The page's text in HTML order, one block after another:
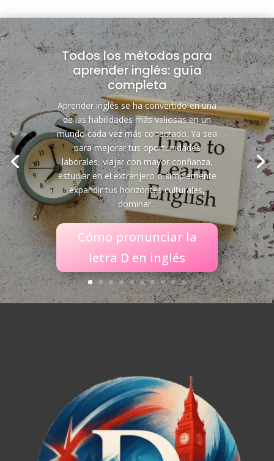
Todos los métodos para
aprender inglés: guía
completa
Aprender inglés se ha convertido en una
de las habilidades más valiosas en un
mundo cada vez más conectado. Ya sea
para mejorar tus oportunidades
laborales, viajar con mayor confianza,
estudiar en el extranjero o simplemente
expandir tus horizontes culturales,
dominar...
Cómo pronunciar la
letra D en inglés